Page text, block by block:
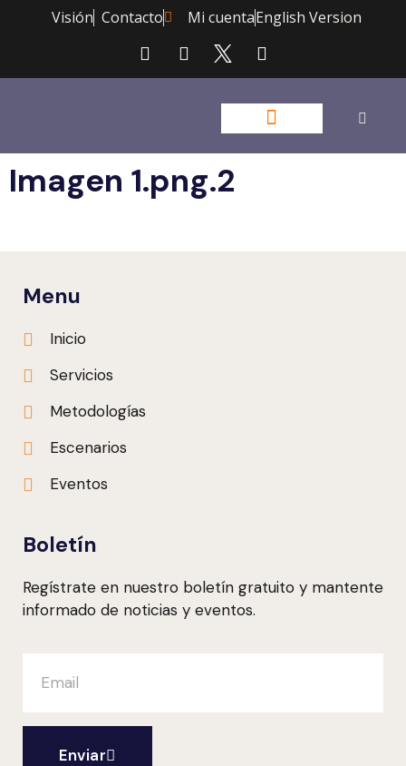
Visión Contacto Mi cuentaEnglish Version
Imagen 1.png.2
Menu
Inicio
Servicios
Metodologías
Escenarios
Eventos
Boletín
Regístrate en nuestro boletín gratuito y mantente
informado de noticias y eventos.
Enviar